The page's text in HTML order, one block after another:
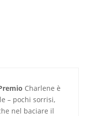
Charlene è
– pochi sorrisi,
nel baciare il